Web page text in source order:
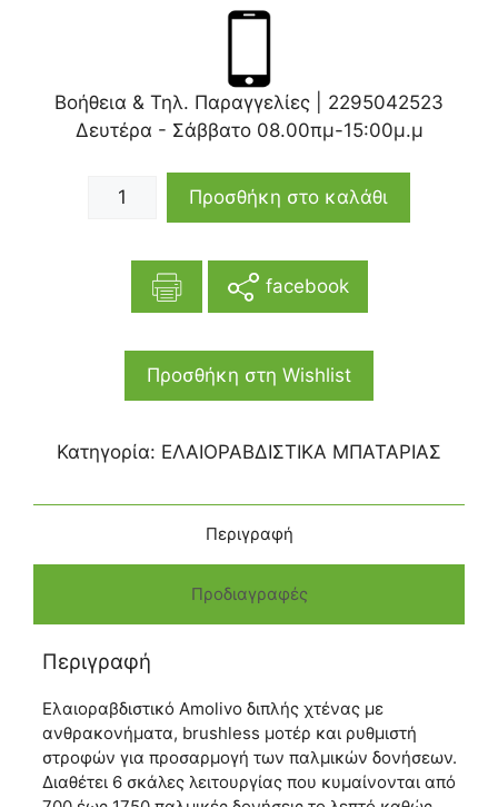
Βοήθεια & Τηλ. Παραγγελίες | 2295042523
Δευτέρα - Σάββατο 08.00πμ-15:00μ.μ
Προσθήκη στο καλάθι
facebook
Προσθήκη στη Wishlist
Κατηγορία: ΕΛΑΙΟΡΑΒΔΙΣΤΙΚΑ ΜΠΑΤΑΡΙΑΣ
Περιγραφή
Προδιαγραφές
Περιγραφή
Ελαιοραβδιστικό Amolivo διπλής χτένας με
ανθρακονήματα, brushless μοτέρ και ρυθμιστή
στροφών για προσαρμογή των παλμικών δονήσεων.
Διαθέτει 6 σκάλες λειτουργίας που κυμαίνονται από